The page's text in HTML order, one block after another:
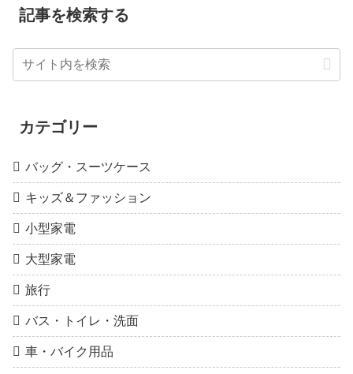
記事を検索する
カテゴリー
バッグ・スーツケース
キッズ＆ファッション
小型家電
大型家電
旅行
バス・トイレ・洗面
車・バイク用品